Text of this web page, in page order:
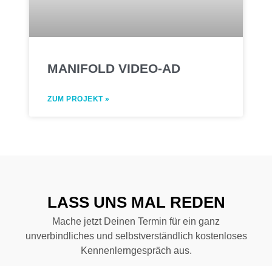
MANIFOLD VIDEO-AD
ZUM PROJEKT »
LASS UNS MAL REDEN
Mache jetzt Deinen Termin für ein ganz
unverbindliches und selbstverständlich kostenloses
Kennenlerngespräch aus.